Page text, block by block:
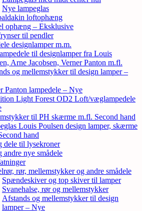
Nye lampeglas
loftophæng
ophæng – Eksklusive
til pendler
designlamper m.m.
til designlamper fra Louis
Arne Jacobsen, Verner Panton m.fl.
og mellemstykker til design lamper –
Panton lampedele – Nye
Light Forest OD2 Loft/væglampedele
til PH skærme m.fl. Second hand
Louis Poulsen design lamper, skærme
hand
dele til lysekroner
andre nye smådele
rør, mellemstykker og andre smådele
Spændeskiver og top skiver til lamper
Svanehalse, rør og mellemstykker
Afstands og mellemstykker til design
lamper – Nye